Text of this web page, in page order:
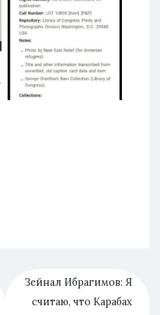
Зейнал Ибрагимов: Я
считаю, что Карабах